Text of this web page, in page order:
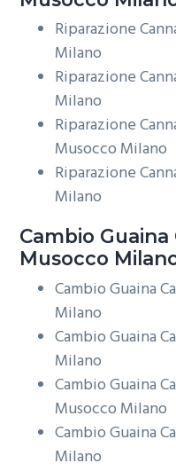
Riparazione
Milano
Riparazione
Milano
Riparazione
Musocco Milano
Riparazione
Milano
Cambio Guaina
Musocco
Cambio Guaina
Milano
Cambio Guaina
Milano
Cambio Guaina
Musocco Milano
Cambio Guaina
Milano